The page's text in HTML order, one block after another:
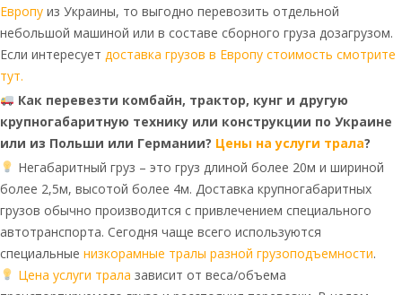
Европу из Украины, то выгодно перевозить отдельной
небольшой машиной или в составе сборного груза дозагрузом.
Если интересует доставка грузов в Европу стоимость смотрите
тут.
Как перевезти комбайн, трактор, кунг и другую
крупногабаритную технику или конструкции по Украине
или из Польши или Германии? Цены на услуги трала?
Негабаритный груз – это груз длиной более 20м и шириной
более 2,5м, высотой более 4м. Доставка крупногабаритных
грузов обычно производится с привлечением специального
автотранспорта. Сегодня чаще всего используются
специальные низкорамные тралы разной грузоподъемности.
Цена услуги трала зависит от веса/объема